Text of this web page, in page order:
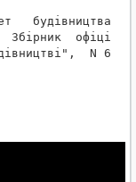
будівництва,
N 6,